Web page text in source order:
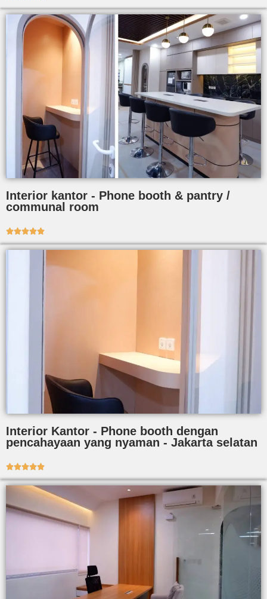
Interior kantor - Phone booth & pantry /
communal room

Interior Kantor - Phone booth dengan
pencahayaan yang nyaman - Jakarta selatan
